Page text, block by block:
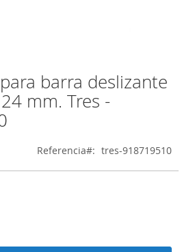
barra deslizante
mm. Tres -
Referencia tres-918719510